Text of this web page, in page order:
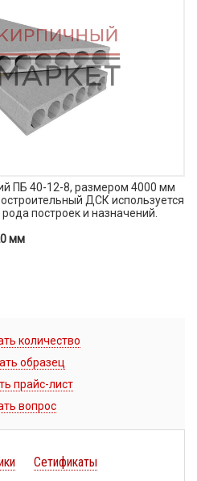
ПБ 40-12-8, размером 4000 мм
ДСК используется
построек и назначений.
мм
количество
образец
прайс-лист
вопрос
Сетификаты